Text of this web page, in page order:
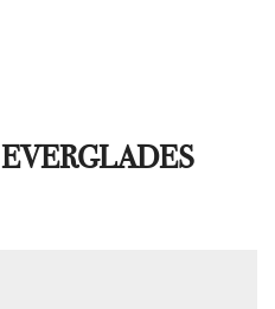
EVERGLADES